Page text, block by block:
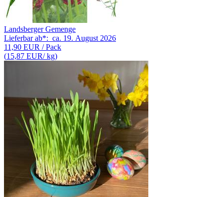
Landsberger Gemenge
Lieferbar ab*: ca. 19. August 2026
11,90 EUR / Pack
(15,87 EUR/ kg)